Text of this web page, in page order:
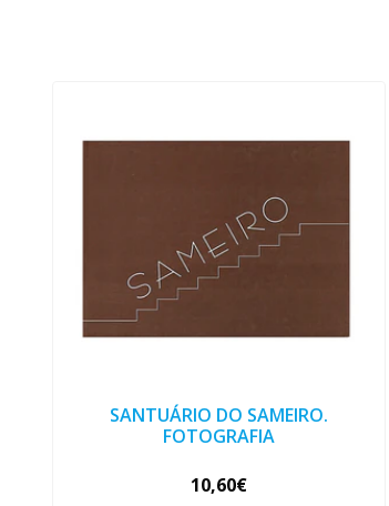
SANTUÁRIO DO SAMEIRO.
FOTOGRAFIA
10,60€